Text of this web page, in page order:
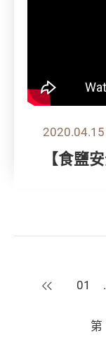
2020.04.15
【食鹽
上一頁
01
第